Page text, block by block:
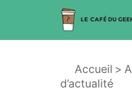
Accueil >
d’actualité